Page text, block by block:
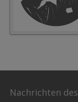
Nachrichten